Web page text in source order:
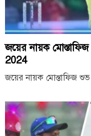
জয়ের নায়ক মোস্তাফিজ
2024
জয়ের নায়ক মোস্তাফিজ শুভ